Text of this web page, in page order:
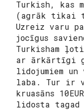
Turkish, kas
(agrāk tikai
Uzreiz varu
jocīgus
Turkisham
ar ārkārtīgi
lidojumiem
laba. Tur ir
kruasāns
lidosta